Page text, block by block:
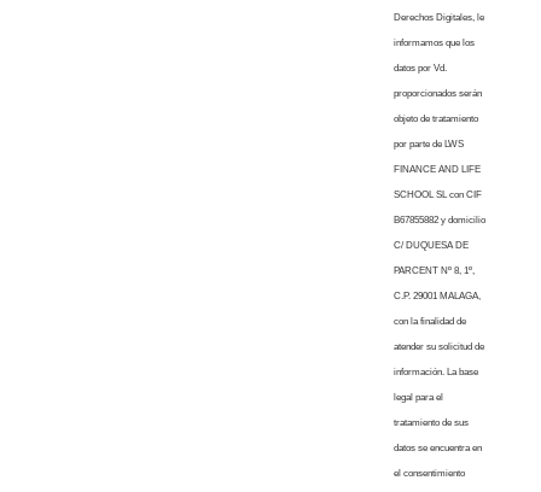
Derechos Digitales, le
informamos que los
datos por Vd.
proporcionados serán
objeto de tratamiento
por parte de LWS
FINANCE AND LIFE
SCHOOL SL con CIF
B67855882 y domicilio
C/ DUQUESA DE
PARCENT Nº 8, 1º,
C.P. 29001 MALAGA,
con la finalidad de
atender su solicitud de
información. La base
legal para el
tratamiento de sus
datos se encuentra en
el consentimiento